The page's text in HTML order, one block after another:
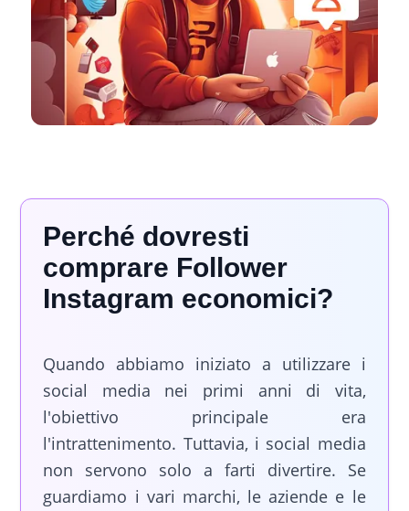
Perché dovresti
comprare Follower
Instagram economici?
Quando abbiamo iniziato a utilizzare i
social media nei primi anni di vita,
l'obiettivo principale era
l'intrattenimento. Tuttavia, i social media
non servono solo a farti divertire. Se
guardiamo i vari marchi, le aziende e le